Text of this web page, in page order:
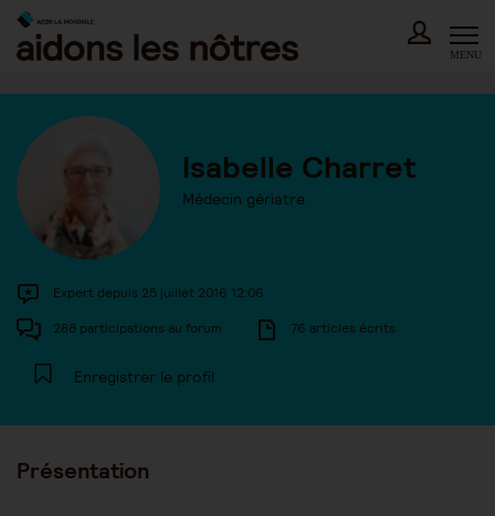
Skip
content
MENU
Isabelle Charret
Médecin gériatre
Expert depuis 25 juillet 2016 12:06
288 participations au forum 76 articles écrits
Enregistrer le profil
Présentation